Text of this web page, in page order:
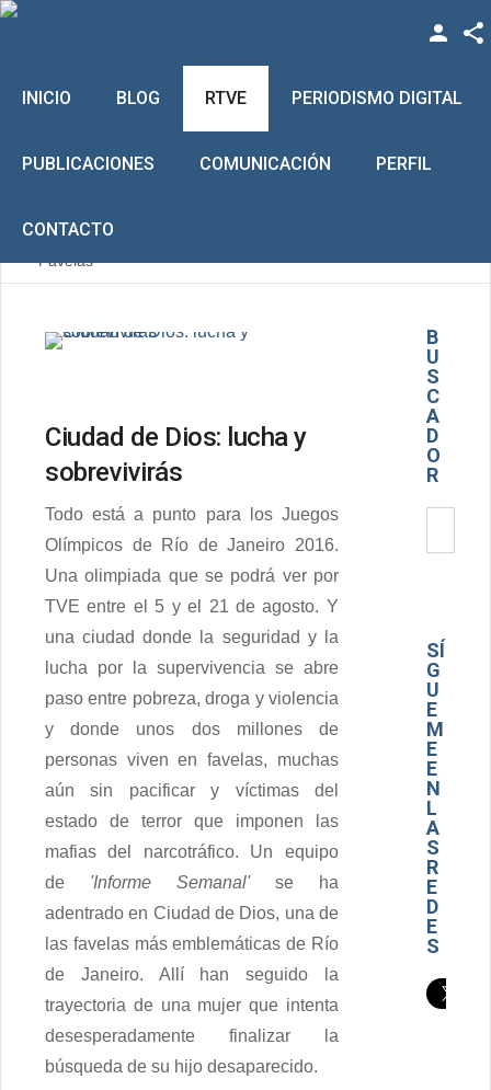
Twitter
YouTube
INICIO BLOG RTVE PERIODISMO DIGITAL
PUBLICACIONES COMUNICACIÓN PERFIL
CONTACTO
que aguarda el factor
Está aquí:
Favelas
Ciudad de Dios: lucha y
sobrevivirás
Todo está a punto para los Juegos
Olímpicos de Río de Janeiro 2016.
Una olimpiada que se podrá ver por
TVE entre el 5 y el 21 de agosto. Y
una ciudad donde la seguridad y la
lucha por la supervivencia se abre
paso entre pobreza, droga y violencia
y donde unos dos millones de
personas viven en favelas, muchas
aún sin pacificar y víctimas del
estado de terror que imponen las
mafias del narcotráfico. Un equipo
de 'Informe Semanal'se ha
adentrado en Ciudad de Dios, una de
las favelas más emblemáticas de Río
de Janeiro. Allí han seguido la
trayectoria de una mujer que intenta
desesperadamente finalizar la
búsqueda de su hijo desaparecido.
B
U
S
C
A
D
O
R
SÍ
G
U
E
M
E
E
N
L
A
S
R
E
D
E
S
Usuario
Contraseña
¿Recordar contraseña?